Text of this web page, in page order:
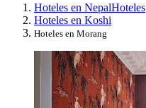
Hoteles en NepalHoteles
Hoteles en Koshi
Hoteles en Morang